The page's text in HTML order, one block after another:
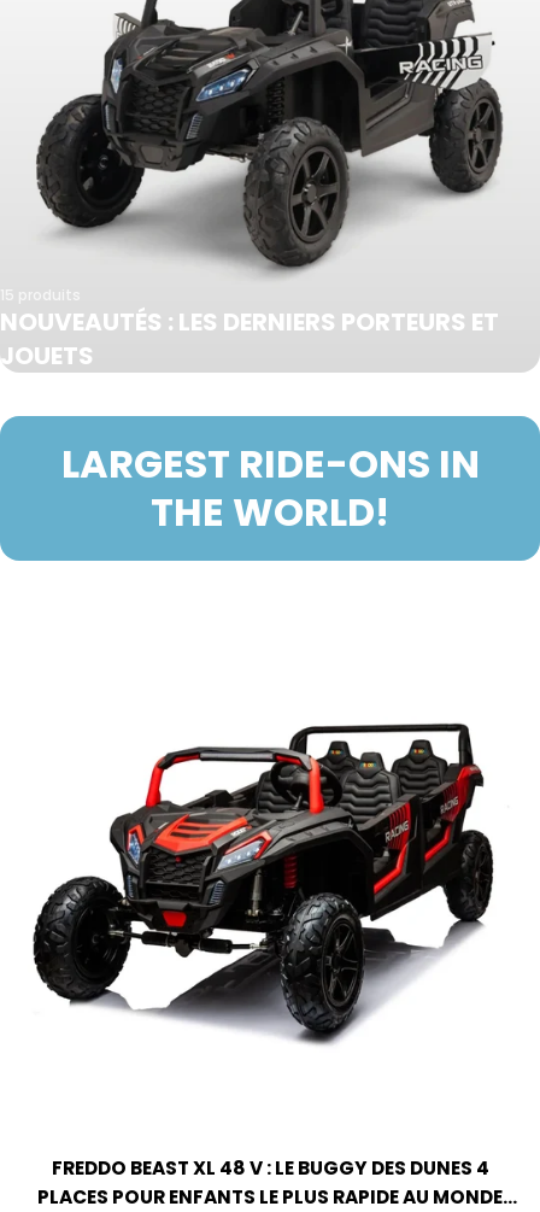
15 produits
NOUVEAUTÉS : LES DERNIERS PORTEURS ET
JOUETS
LARGEST RIDE-ONS IN
THE WORLD!
FREDDO BEAST XL 48 V : LE BUGGY DES DUNES 4
PLACES POUR ENFANTS LE PLUS RAPIDE AU MONDE